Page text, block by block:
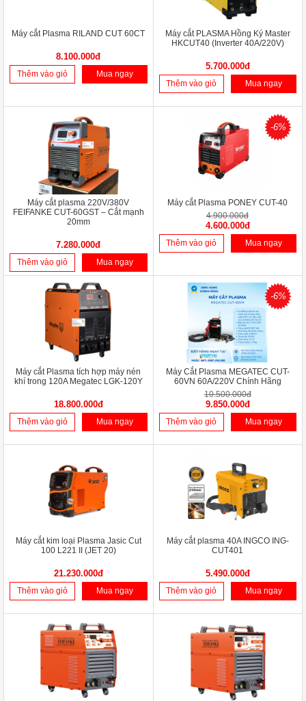
Máy cắt Plasma RILAND CUT 60CT
8.100.000đ
Thêm vào giỏ Mua ngay
Máy cắt PLASMA Hồng Ký Master
HKCUT40 (Inverter 40A/220V)
5.700.000đ
Thêm vào giỏ Mua ngay
Máy cắt plasma 220V/380V
FEIFANKE CUT-60GST – Cắt mạnh
20mm
7.280.000đ
Thêm vào giỏ Mua ngay
-6%
Máy cắt Plasma PONEY CUT-40
4.900.000đ
4.600.000đ
Thêm vào giỏ Mua ngay
Máy cắt Plasma tích hợp máy nén
khí trong 120A Megatec LGK-120Y
18.800.000đ
Thêm vào giỏ Mua ngay
-6%
Máy Cắt Plasma MEGATEC CUT-
60VN 60A/220V Chính Hãng
10.500.000đ
9.850.000đ
Thêm vào giỏ Mua ngay
Máy cắt kim loại Plasma Jasic Cut
100 L221 II (JET 20)
21.230.000đ
Thêm vào giỏ Mua ngay
Máy cắt plasma 40A INGCO ING-
CUT401
5.490.000đ
Thêm vào giỏ Mua ngay